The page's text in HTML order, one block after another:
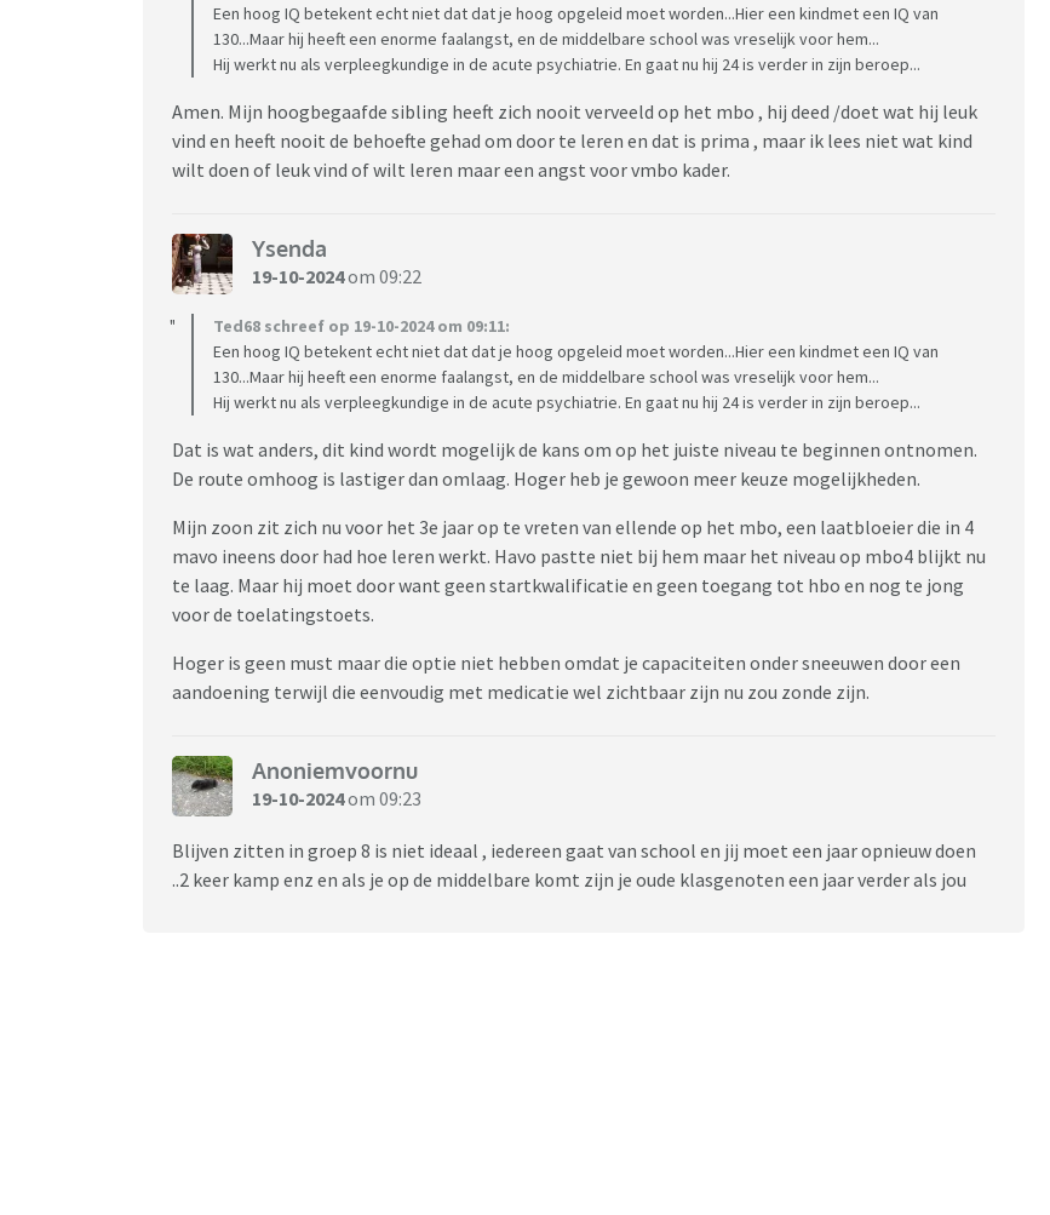
Een hoog IQ betekent echt niet dat dat je hoog opgeleid moet worden...Hier een kindmet een IQ van
130...Maar hij heeft een enorme faalangst, en de middelbare school was vreselijk voor hem...
Hij werkt nu als verpleegkundige in de acute psychiatrie. En gaat nu hij 24 is verder in zijn beroep...
Amen. Mijn hoogbegaafde sibling heeft zich nooit verveeld op het mbo , hij deed /doet wat hij leuk
vind en heeft nooit de behoefte gehad om door te leren en dat is prima , maar ik lees niet wat kind
wilt doen of leuk vind of wilt leren maar een angst voor vmbo kader.
Ysenda
19-10-2024om 09:22
Ted68 schreef op 19-10-2024 om 09:11:
Een hoog IQ betekent echt niet dat dat je hoog opgeleid moet worden...Hier een kindmet een IQ van
130...Maar hij heeft een enorme faalangst, en de middelbare school was vreselijk voor hem...
Hij werkt nu als verpleegkundige in de acute psychiatrie. En gaat nu hij 24 is verder in zijn beroep...
Dat is wat anders, dit kind wordt mogelijk de kans om op het juiste niveau te beginnen ontnomen.
De route omhoog is lastiger dan omlaag. Hoger heb je gewoon meer keuze mogelijkheden.
Mijn zoon zit zich nu voor het 3e jaar op te vreten van ellende op het mbo, een laatbloeier die in 4
mavo ineens door had hoe leren werkt. Havo pastte niet bij hem maar het niveau op mbo4 blijkt nu
te laag. Maar hij moet door want geen startkwalificatie en geen toegang tot hbo en nog te jong
voor de toelatingstoets.
Hoger is geen must maar die optie niet hebben omdat je capaciteiten onder sneeuwen door een
aandoening terwijl die eenvoudig met medicatie wel zichtbaar zijn nu zou zonde zijn.
Anoniemvoornu
19-10-2024om 09:23
Blijven zitten in groep 8 is niet ideaal , iedereen gaat van school en jij moet een jaar opnieuw doen
..2 keer kamp enz en als je op de middelbare komt zijn je oude klasgenoten een jaar verder als jou